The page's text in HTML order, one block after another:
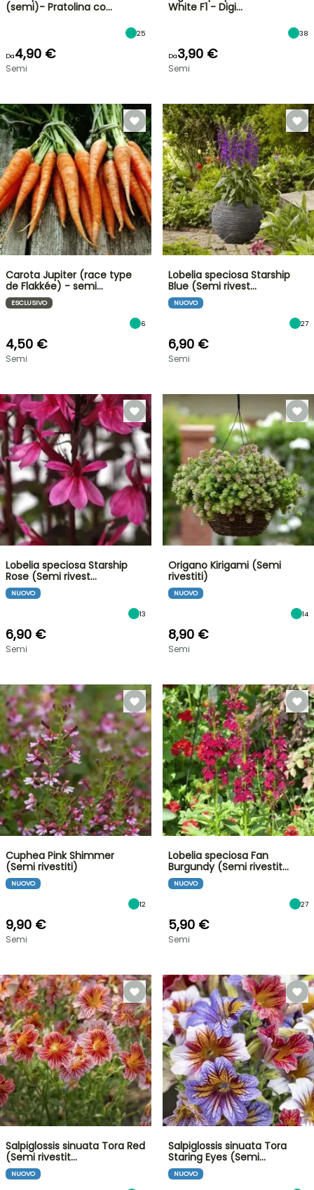
(semi)- Pratolina co…
25
Da4,90 €
Semi
White F1 - Digi…
38
Da3,90 €
Semi
Carota Jupiter (race type
de Flakkée) - semi…
ESCLUSIVO
6
4,50 €
Semi
Lobelia speciosa Starship
Blue (Semi rivest…
NUOVO
27
6,90 €
Semi
Lobelia speciosa Starship
Rose (Semi rivest…
NUOVO
13
6,90 €
Semi
Origano Kirigami (Semi
rivestiti)
NUOVO
14
8,90 €
Semi
Cuphea Pink Shimmer
(Semi rivestiti)
NUOVO
12
9,90 €
Semi
Lobelia speciosa Fan
Burgundy (Semi rivestit…
NUOVO
27
5,90 €
Semi
Salpiglossis sinuata Tora Red
(Semi rivestit…
NUOVO
Salpiglossis sinuata Tora
Staring Eyes (Semi…
NUOVO